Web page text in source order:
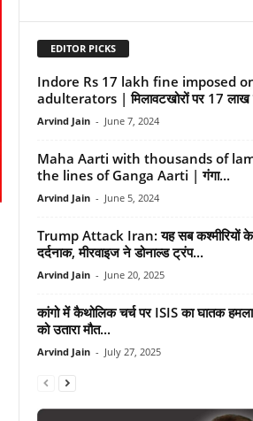
EDITOR PICKS
Indore Rs 17 lakh fine imposed
adulterators | मिलावटखोरों पर 17 लाख
Arvind Jain - June 7, 2024
Maha Aarti with thousands of
the lines of Ganga Aarti | गंगा...
Arvind Jain - June 5, 2024
Trump Attack Iran: यह सब कश्मीरियों के
दर्दनाक, मीरवाइज ने डोनाल्ड ट्रंप...
Arvind Jain - June 20, 2025
कांगो में कैथोलिक चर्च पर ISIS का घातक
को उतारा मौत...
Arvind Jain - July 27, 2025